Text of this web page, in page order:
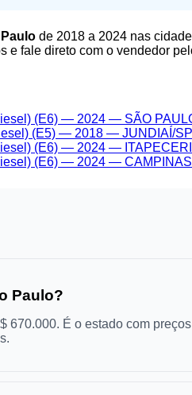
de 2018 a 2024 nas
e fale direto com o vendedor
(E6) — 2024 — SÃO
(E5) — 2018 — JUNDIAÍ/
(E6) — 2024 —
(E6) — 2024 —
Paulo?
670.000. É o estado com